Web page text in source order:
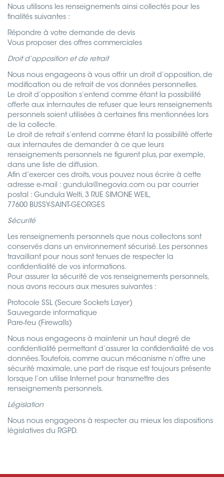
Nous utilisons les renseignements ainsi collectés pour les
finalités suivantes :
Répondre à votre demande de devis
Vous proposer des offres commerciales
Droit d’opposition et de retrait
Nous nous engageons à vous offrir un droit d’opposition, de
modification ou de retrait de vos données personnelles.
Le droit d’opposition s’entend comme étant la possibilité
offerte aux internautes de refuser que leurs renseignements
personnels soient utilisées à certaines fins mentionnées lors
de la collecte.
Le droit de retrait s’entend comme étant la possibilité offerte
aux internautes de demander à ce que leurs
renseignements personnels ne figurent plus, par exemple,
dans une liste de diffusion.
Afin d’exercer ces droits, vous pouvez nous écrire à cette
adresse e-mail : gundula@negovia.com ou par courrier
postal : Gundula Welti, 3 RUE SIMONE WEIL,
77600 BUSSY-SAINT-GEORGES
Sécurité
Les renseignements personnels que nous collectons sont
conservés dans un environnement sécurisé. Les personnes
travaillant pour nous sont tenues de respecter la
confidentialité de vos informations.
Pour assurer la sécurité de vos renseignements personnels,
nous avons recours aux mesures suivantes :
Protocole SSL (Secure Sockets Layer)
Sauvegarde informatique
Pare-feu (Firewalls)
Nous nous engageons à maintenir un haut degré de
confidentialité permettant d’assurer la confidentialité de vos
données. Toutefois, comme aucun mécanisme n’offre une
sécurité maximale, une part de risque est toujours présente
lorsque l’on utilise Internet pour transmettre des
renseignements personnels.
Législation
Nous nous engageons à respecter au mieux les dispositions
législatives du RGPD.